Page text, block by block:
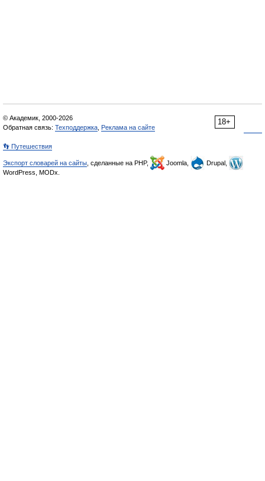
18+
© Академик, 2000-2026
Обратная связь: Техподдержка Реклама на сайте
👣 Путешествия
Экспорт словарей на сайты , сделанные на PHP, Joomla,
Drupal,
WordPress, MODx.